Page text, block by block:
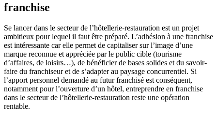
franchise
Se lancer dans le secteur de l’hôtellerie-restauration est un projet
ambitieux pour lequel il faut être préparé. L’adhésion à une franchise
est intéressante car elle permet de capitaliser sur l’image d’une
marque reconnue et appréciée par le public cible (tourisme
d’affaires, de loisirs…), de bénéficier de bases solides et du savoir-
faire du franchiseur et de s’adapter au paysage concurrentiel. Si
l’apport personnel demandé au futur franchisé est conséquent,
notamment pour l’ouverture d’un hôtel, entreprendre en franchise
dans le secteur de l’hôtellerie-restauration reste une opération
rentable.